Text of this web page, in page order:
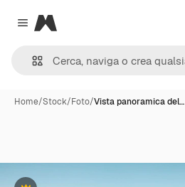
Close menu
Magnific
Home/Stock/Foto/Vista panoramica del…